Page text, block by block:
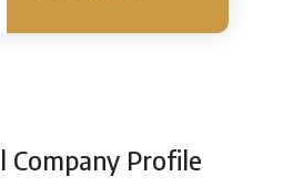
Company Profile